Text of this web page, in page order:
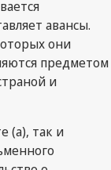
авансы.
они
предметом
и
(а), так и